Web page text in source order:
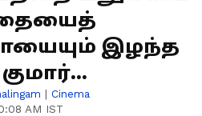
இழந்த
| Cinema
AM IST